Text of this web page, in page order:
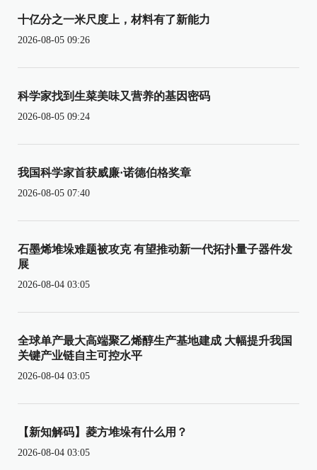
十亿分之一米尺度上，材料有了新能力
2026-08-05 09:26
科学家找到生菜美味又营养的基因密码
2026-08-05 09:24
我国科学家首获威廉·诺德伯格奖章
2026-08-05 07:40
石墨烯堆垛难题被攻克 有望推动新一代拓扑量子器件发
展
2026-08-04 03:05
全球单产最大高端聚乙烯醇生产基地建成 大幅提升我国
关键产业链自主可控水平
2026-08-04 03:05
【新知解码】菱方堆垛有什么用？
2026-08-04 03:05